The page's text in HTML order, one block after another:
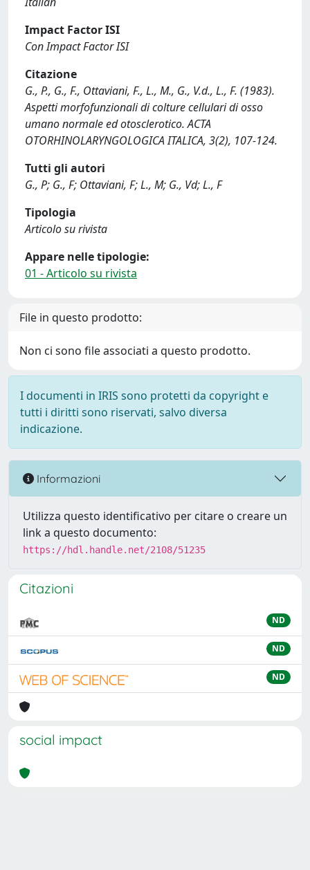
Impact Factor ISI
Con Impact Factor ISI
Citazione
G., P., G., F., Ottaviani, F., L., M., G., V.d., L., F. (1983).
Aspetti morfofunzionali di colture cellulari di osso
umano normale ed otosclerotico. ACTA
OTORHINOLARYNGOLOGICA ITALICA, 3(2), 107-124.
Tutti gli autori
G., P; G., F; Ottaviani, F; L., M; G., Vd; L., F
Tipologia
Articolo su rivista
Appare nelle tipologie:
01 - Articolo su rivista
File in questo prodotto:
Non ci sono file associati a questo prodotto.
I documenti in IRIS sono protetti da copyright e
tutti i diritti sono riservati, salvo diversa
indicazione.
Informazioni
Utilizza questo identificativo per citare o creare un
link a questo documento:
https://hdl.handle.net/2108/51235
Citazioni
ND
ND
ND
social impact